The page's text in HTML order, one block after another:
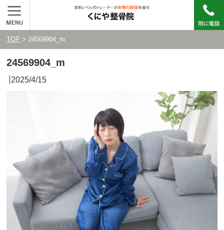
TOP > 24569904_m
24569904_m
2025/4/15